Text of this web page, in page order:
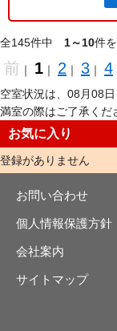
全145件中 1～10件
前 ｜ 1 ｜ 2 ｜ 3 ｜ 4
空室状況は、08月08
満室の際はご了承くだ
お気に入り
登録がありません
お問い合わせ
個人情報保護方針
会社案内
サイトマップ